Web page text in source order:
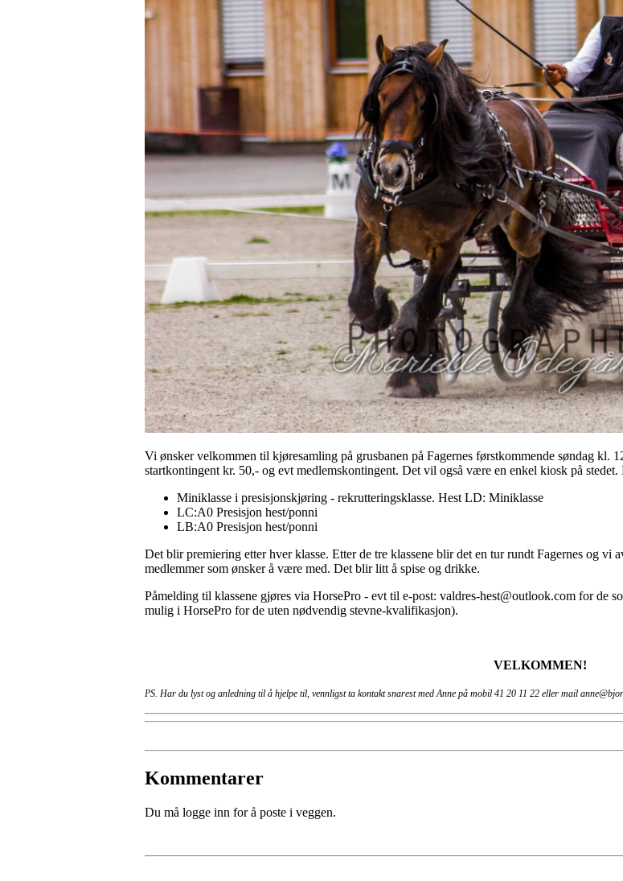
Vi ønsker velkommen til kjøresamling på grusbanen på Fagernes førstkommende søndag kl.
startkontingent kr. 50,- og evt medlemskontingent. Det vil også være en enkel kiosk på stedet.
Miniklasse i presisjonskjøring - rekrutteringsklasse. Hest LD: Miniklasse
LC:A0 Presisjon hest/ponni
LB:A0 Presisjon hest/ponni
Det blir premiering etter hver klasse. Etter de tre klassene blir det en tur rundt Fagernes og vi
medlemmer som ønsker å være med. Det blir litt å spise og drikke.
Påmelding til klassene gjøres via HorsePro - evt til e-post: valdres-hest@outlook.com for de
mulig i HorsePro for de uten nødvendig stevne-kvalifikasjon).
VELKOMMEN!
PS. Har du lyst og anledning til å hjelpe til, vennligst ta kontakt snarest med Anne på mobil 41 20 11 22 eller mail
Kommentarer
Du må logge inn for å poste i veggen.